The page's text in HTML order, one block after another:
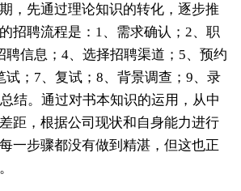
，先通过理论知识的转化，逐步推
招聘流程是：1、需求确认；2、职
聘信息；4、选择招聘渠道；5、预约
试；7、复试；8、背景调查；9、录
结。通过对书本知识的运用，从中
距，根据公司现状和自身能力进行
一步骤都没有做到精湛，但这也正